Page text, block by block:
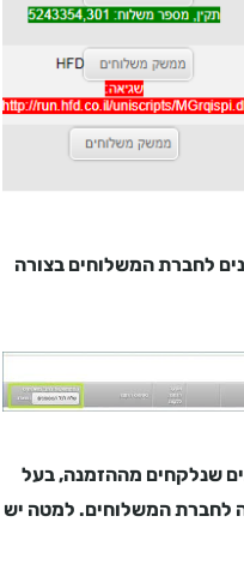
לחברת המשלוחים בצורה
שנלקחים מההזמנה, בעל
לחברת המשלוחים. למטה יש